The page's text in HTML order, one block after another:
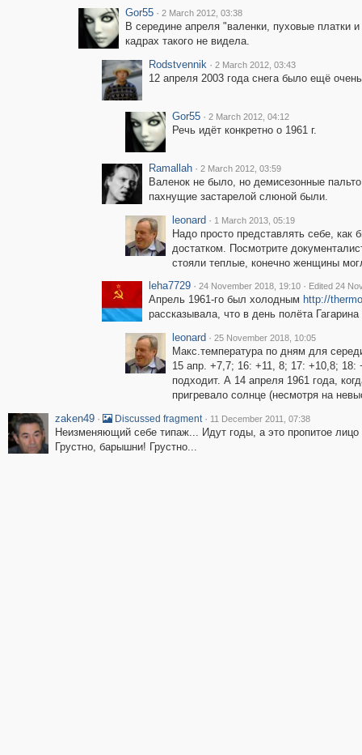
Gor55 · 2 March 2012, 03:38
В середине апреля "валенки, пуховые платки
кадрах такого не видела.
Rodstvennik · 2 March 2012, 03:43
12 апреля 2003 года снега было ещё
Gor55 · 2 March 2012, 04:12
Речь идёт конкретно о 1961 г.
Ramallah · 2 March 2012, 03:59
Валенок не было, но демисезонные
пахнущие застарелой слюной были.
leonard · 1 March 2013, 05:19
Надо просто представлять себе,
достатком. Посмотрите
стояли теплые, конечно женщины
leha7729 · 24 November 2018, 19:10 · Edited 24
Апрель 1961-го был холодным http://
рассказывала, что в день полёта
leonard · 25 November 2018, 10:05
Макс.температура по дням для
15 апр. +7,7; 16: +11, 8; 17: +10,8; 18:
подходит. А 14 апреля 1961 года,
пригревало солнце (несмотря на
zaken49 · Discussed fragment · 11 December 2011, 07:38
Неизменяющий себе типаж... Идут годы, а это пропитое лицо
Грустно, барышни! Грустно...